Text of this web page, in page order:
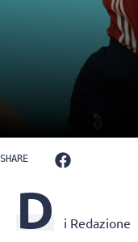
SHARE
D i Redazione